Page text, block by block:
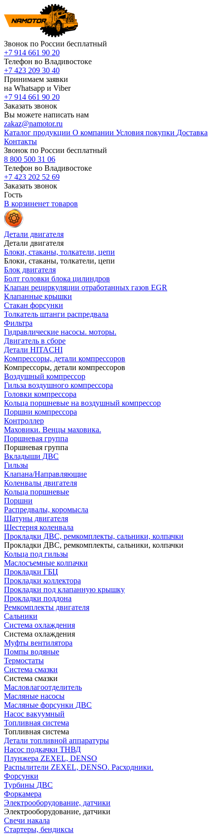
Звонок по России бесплатный
+7 914 661 90 20
Телефон во Владивостоке
+7 423 209 30 40
Принимаем заявки
на Whatsapp и Viber
+7 914 661 90 20
Заказать звонок
Вы можете написать нам
zakaz@namotor.ru
Каталог продукции О компании Условия покупки Доставка
Контакты
Звонок по России бесплатный
8 800 500 31 06
Телефон во Владивостоке
+7 423 202 52 69
Заказать звонок
Гость
В корзиненет товаров
Детали двигателя
Детали двигателя
Блоки, стаканы, толкатели, цепи
Блоки, стаканы, толкатели, цепи
Блок двигателя
Болт головки блока цилиндров
Клапан рециркуляции отработанных газов EGR
Клапанные крышки
Стакан форсунки
Толкатель штанги распредвала
Фильтра
Гидравлические насосы. моторы.
Двигатель в сборе
Детали HITACHI
Компрессоры, детали компрессоров
Компрессоры, детали компрессоров
Воздушный компрессор
Гильза воздушного компрессора
Головки компрессора
Кольца поршневые на воздушный компрессор
Поршни компрессора
Контроллер
Маховики. Венцы маховика.
Поршневая группа
Поршневая группа
Вкладыши ДВС
Гильзы
Клапана/Направляющие
Коленвалы двигателя
Кольца поршневые
Поршни
Распредвалы, коромысла
Шатуны двигателя
Шестерня коленвала
Прокладки ДВС, ремкомплекты, сальники, колпачки
Прокладки ДВС, ремкомплекты, сальники, колпачки
Кольца под гильзы
Маслосъемные колпачки
Прокладки ГБЦ
Прокладки коллектора
Прокладки под клапанную крышку
Прокладки поддона
Ремкомплекты двигателя
Сальники
Система охлаждения
Система охлаждения
Муфты вентилятора
Помпы водяные
Термостаты
Система смазки
Система смазки
Масловлагоотделитель
Масляные насосы
Масляные форсунки ДВС
Насос вакуумный
Топливная система
Топливная система
Детали топливной аппаратуры
Насос подкачки ТНВД
Плунжера ZEXEL, DENSO
Распылители ZEXEL, DENSO. Расходники.
Форсунки
Турбины ДВС
Форкамера
Электрооборудование, датчики
Электрооборудование, датчики
Свечи накала
Стартеры, бендиксы